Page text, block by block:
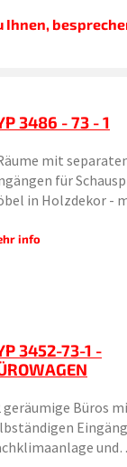
Ihnen,
3486 - 73 - 1
mit
für
in Holzdekor -
info
3452-73-1 -
geräumige Büros